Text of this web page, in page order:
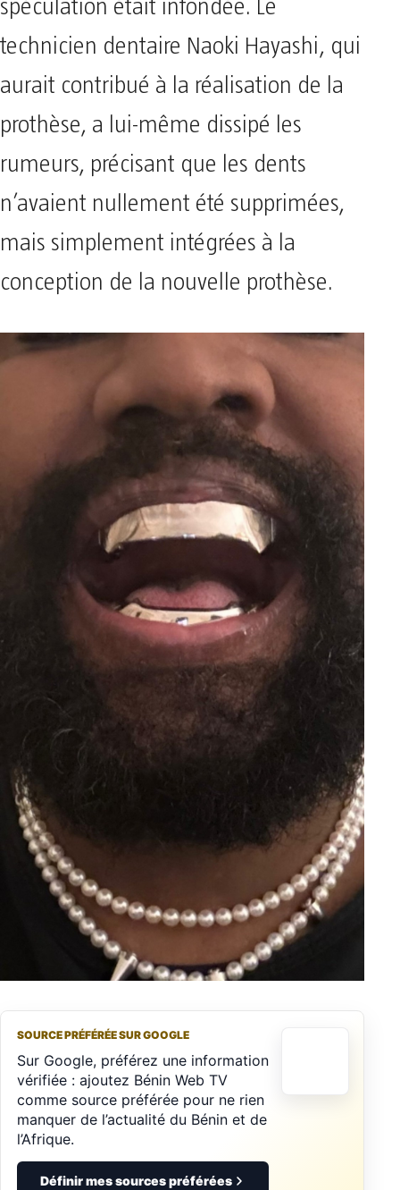
spéculation était infondée. Le
technicien dentaire Naoki Hayashi, qui
aurait contribué à la réalisation de la
prothèse, a lui-même dissipé les
rumeurs, précisant que les dents
n’avaient nullement été supprimées,
mais simplement intégrées à la
conception de la nouvelle prothèse.
SOURCE PRÉFÉRÉE SUR GOOGLE
Sur Google, préférez une information
vérifiée : ajoutez Bénin Web TV
comme source préférée pour ne rien
manquer de l’actualité du Bénin et de
l’Afrique.
Définir mes sources préférées